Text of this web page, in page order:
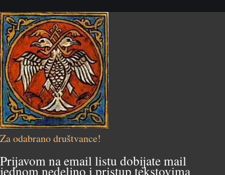
Za odabrano društvance!
Prijavom na email listu dobijate mail
jednom nedeljno i pristup tekstovima